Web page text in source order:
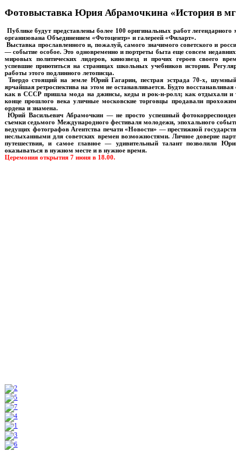
Фотовыставка Юрия Абрамочкина «История в
Публике будут представлены более 100 оригинальных работ
организована Объединением «Фотоцентр» и галереей «Филарт».
Выставка прославленного и, пожалуй, самого значимого советского и
— событие особое. Это одновременно и портреты быта еще совсем
мировых политических лидеров, кинозвезд и прочих героев своего
успевшие приютиться на страницах школьных учебников истории.
работы этого подлинного летописца.
Твердо стоящий на земле Юрий Гагарин, пестрая эстрада 70-х, шумный
ярчайшая ретроспектива на этом не останавливается. Будто
как в СССР пришла мода на джинсы, кеды и рок-н-ролл; как отдыхали и
конце прошлого века уличные московские торговцы продавали
ордена и знамена.
Юрий Васильевич Абрамочкин — не просто успешный
съемки седьмого Международного фестиваля молодежи, эпохального
ведущих фотографов Агентства печати «Новости» — престижной
неслыханными для советских времен возможностями. Личное доверие
путешествия, и самое главное — удивительный талант позволили
оказываться в нужном месте и в нужное время.
Церемония открытия 7 июня в 18.00.